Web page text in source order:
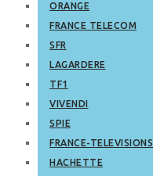
ORANGE
FRANCE TELECOM
SFR
LAGARDERE
TF1
VIVENDI
SPIE
FRANCE-TELEVISIONS
HACHETTE